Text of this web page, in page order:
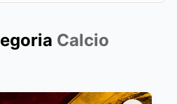
Calcio